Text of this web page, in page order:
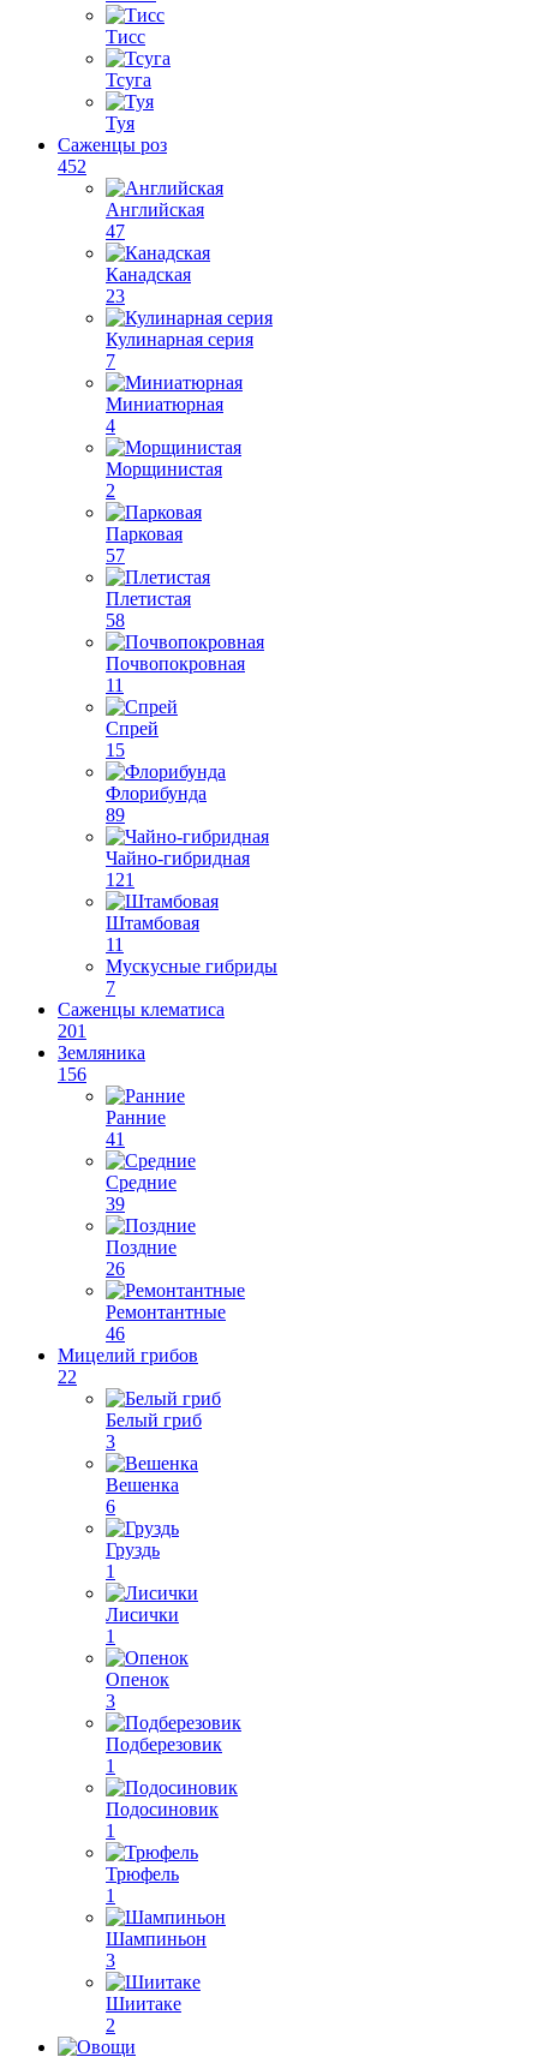
Тисс
Тсуга
Туя
Саженцы роз
452
Английская
47
Канадская
23
Кулинарная серия
7
Миниатюрная
4
Морщинистая
2
Парковая
57
Плетистая
58
Почвопокровная
11
Спрей
15
Флорибунда
89
Чайно-гибридная
121
Штамбовая
11
Мускусные гибриды
7
Саженцы клематиса
201
Земляника
156
Ранние
41
Средние
39
Поздние
26
Ремонтантные
46
Мицелий грибов
22
Белый гриб
3
Вешенка
6
Груздь
1
Лисички
1
Опенок
3
Подберезовик
1
Подосиновик
1
Трюфель
1
Шампиньон
3
Шиитаке
2